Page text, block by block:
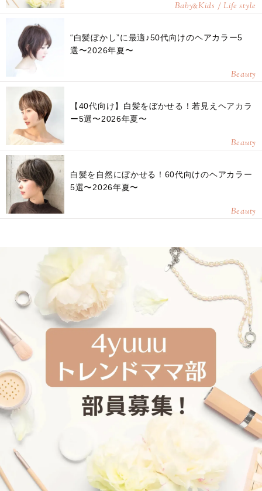
Baby&Kids / Life style
“白髪ぼかし”に最適♪50代向けのヘアカラー5
選〜2026年夏〜
Beauty
【40代向け】白髪をぼかせる！若見えヘアカラ
ー5選〜2026年夏〜
Beauty
白髪を自然にぼかせる！60代向けのヘアカラー
5選〜2026年夏〜
Beauty